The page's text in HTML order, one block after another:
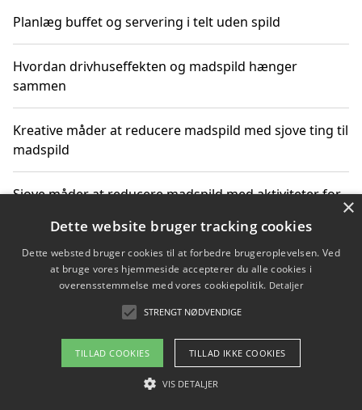
Planlæg buffet og servering i telt uden spild
Hvordan drivhuseffekten og madspild hænger
sammen
Kreative måder at reducere madspild med sjove ting til
madspild
Sjove måder at reducere madspild med aktiviteter for
Hvor finder jeg nemme måltidskasser i Vejle
Om / kontakt
Blog Betingelser
×
Dette website bruger tracking cookies
Dette websted bruger cookies til at forbedre brugeroplevelsen. Ved
at bruge vores hjemmeside accepterer du alle cookies i
overensstemmelse med vores cookiepolitik. Detaljer
STRENGT NØDVENDIGE
TILLAD COOKIES TILLAD IKKE COOKIES
VIS DETALJER